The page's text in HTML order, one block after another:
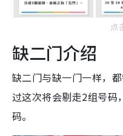
点
缺二门介绍
缺二门与缺一门一样，
过这次将会剔走2组号码
码。